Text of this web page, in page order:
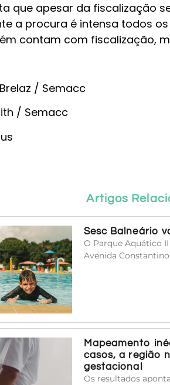
que apesar da fiscalização
a procura é intensa todos
contam com fiscalização,
/ Semacc
/ Semacc
Artigos
Sesc Balneário
O Parque Aquático
Avenida
Mapeamento
casos, a região
gestacional
Os resultados